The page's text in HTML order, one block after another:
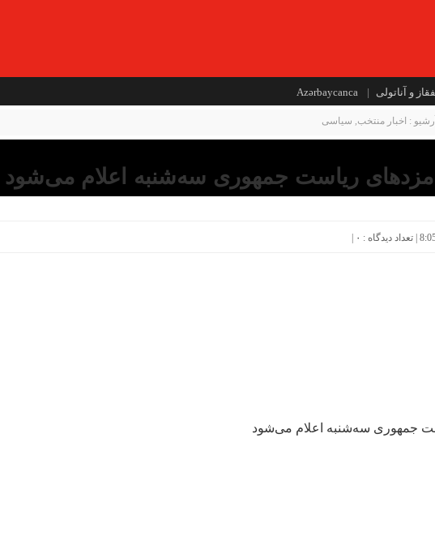
و آناتولی Azərbaycanca
آرشیو : اخبار منتخب, سیاسی
ریاست جمهوری سه‌شنبه اعلام می‌شود
۰